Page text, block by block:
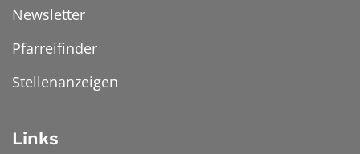
Newsletter
Pfarreifinder
Stellenanzeigen
Links